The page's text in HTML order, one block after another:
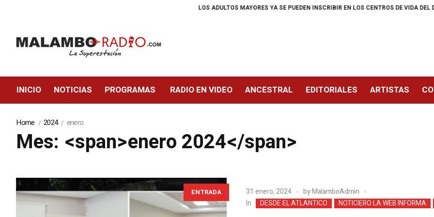
LOS ADULTOS MAYORES YA SE PUEDEN INSCRIBIR EN LOS CENTROS DE VIDA DEL DISTRITO A LA CARCEL
INICIO NOTICIAS PROGRAMAS RADIO EN VIDEO ANCESTRAL EDITORIALES ARTISTAS
Home 2024 enero
Mes: <span>enero 2024</span>
ENTRADA 31 enero, 2024 byMalamboAdmin
In
DESDE EL ATLANTICO NOTICIERO LA WEB INFORMA